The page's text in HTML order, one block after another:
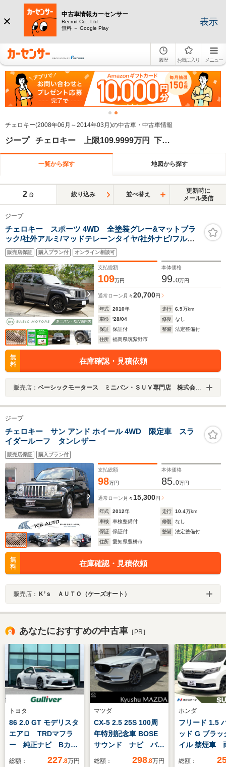
中古車情報カーセンサー
Recruit Co., Ltd.
無料 － Google Play
表示
履歴 お気に入り メニュー
チェロキー(2008年06月～2014年03月)の中古車・中古車情報
ジープ チェロキー 上限109.9999万円 下限100万円
一覧から探す 地図から探す
2 台 絞り込み 並べ替え
更新時に
メール受信
ジープ
チェロキー スポーツ 4WD 全塗装グレー&マットブラ
ック/社外アルミ/マッドテレーンタイヤ/社外ナビ/フルセ
グTV/ETC/バックカメラ/ブラックエンブレム
販売店保証 購入プラン付 オンライン相談可
支払総額
109万円
本体価格
99.0万円
通常ローン 月々20,700円
年式 2010年 走行 6.9万km
車検
'28/04 修復
なし
保証
保証付 整備
法定整備付
住所
福岡県筑紫野市
無
料
在庫確認・見積依頼
販売店： ベーシックモータース ミニバン・ＳＵＶ専門店 株式会社ファインデール
ジープ
チェロキー サン アンド ホイール 4WD 限定車 スラ
イダールーフ タンレザー
販売店保証 購入プラン付
支払総額
98万円
本体価格
85.0万円
通常ローン 月々15,300円
年式 2012年 走行 10.4万km
車検
車検整備付 修復
なし
保証
保証付 整備
法定整備付
住所
愛知県豊橋市
無
料
在庫確認・見積依頼
販売店： Ｋ’ｓ ＡＵＴＯ（ケーズオート）
あなたにおすすめの中古車 ［PR］
トヨタ
86 2.0 GT モデリスタ
エアロ TRDマフラ
ー 純正ナビ Bカ
メ BT フルセグ
総額： 227.8万円
マツダ
CX-5 2.5 25S 100周
年特別記念車 BOSE
サウンド ナビ パワ
ーリフトゲート
総額： 298.8万円
ホンダ
フリード 1.5
ッド G ブラッ
イル 禁煙車
動ドア SD
総額：